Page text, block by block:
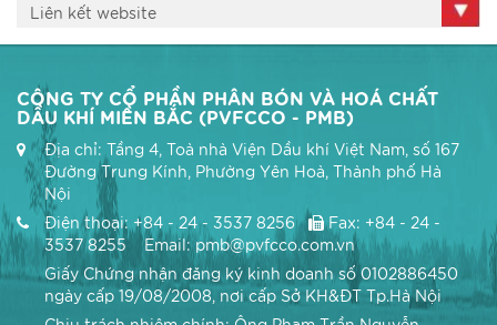
Liên kết website
CÔNG TY CỔ PHẦN PHÂN BÓN VÀ HOÁ CHẤT
DẦU KHÍ MIỀN BẮC (PVFCCO - PMB)
Địa chỉ: Tầng 4, Toà nhà Viện Dầu khí Việt Nam, số 167
Đường Trung Kính, Phường Yên Hoà, Thành phố Hà
Nội
Điện thoại: +84 - 24 - 3537 8256
Fax: +84 - 24 -
3537 8255 Email: pmb@pvfcco.com.vn
Giấy Chứng nhận đăng ký kinh doanh số 0102886450
ngày cấp 19/08/2008, nơi cấp Sở KH&ĐT Tp.Hà Nội